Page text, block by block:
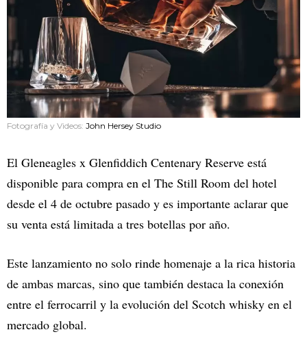
Fotografía y Videos: John Hersey Studio
El Gleneagles x Glenfiddich Centenary Reserve está
disponible para compra en el The Still Room del hotel
desde el 4 de octubre pasado y es importante aclarar que
su venta está limitada a tres botellas por año.
Este lanzamiento no solo rinde homenaje a la rica historia
de ambas marcas, sino que también destaca la conexión
entre el ferrocarril y la evolución del Scotch whisky en el
mercado global.